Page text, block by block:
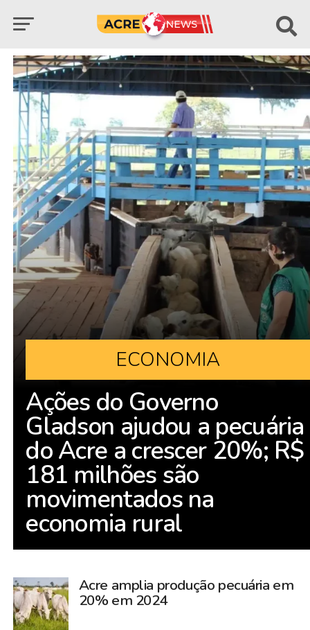
ECONOMIA
Ações do Governo
Gladson ajudou a pecuária
do Acre a crescer 20%; R$
181 milhões são
movimentados na
economia rural
Acre amplia produção pecuária em
20% em 2024